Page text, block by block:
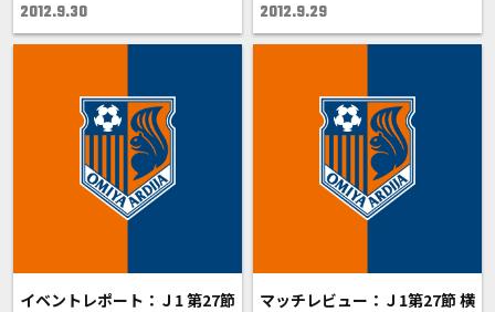
2012.9.30 2012.9.29
イベントレポート：Ｊ1 第27節
マッチレビュー：Ｊ1第27節 横